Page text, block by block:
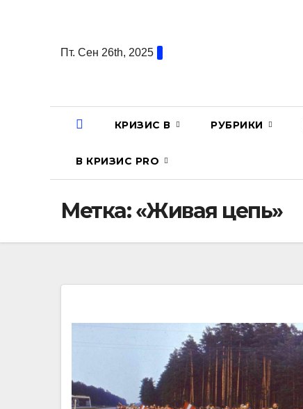
содержаниюПт. Сен 26th, 2025
КРИЗИС В РУБРИКИ
В КРИЗИС PRO
Метка:«Живая цепь»